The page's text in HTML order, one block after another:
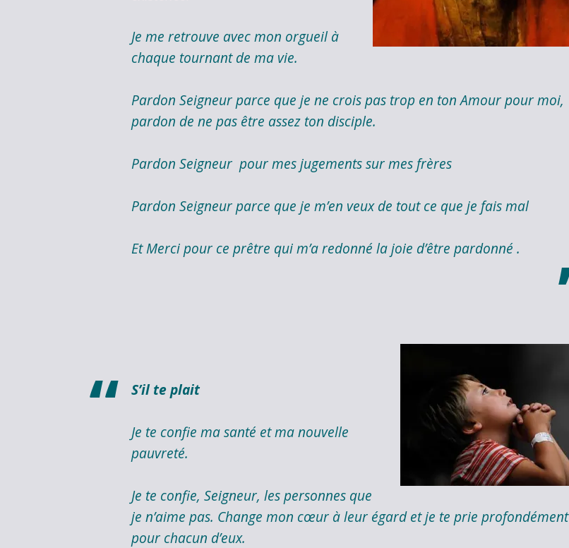
Je me retrouve avec mon orgueil à
chaque tournant de ma vie.
Pardon Seigneur parce que je ne crois pas trop en ton Amour pour moi,
pardon de ne pas être assez ton disciple.
Pardon Seigneur pour mes jugements sur mes frères
Pardon Seigneur parce que je m’en veux de tout ce que je fais mal
Et Merci pour ce prêtre qui m’a redonné la joie d’être pardonné .
S’il te plait
Je te confie ma santé et ma nouvelle
pauvreté.
Je te confie, Seigneur, les personnes que
je n’aime pas. Change mon cœur à leur égard et je te prie profondément
pour chacun d’eux.